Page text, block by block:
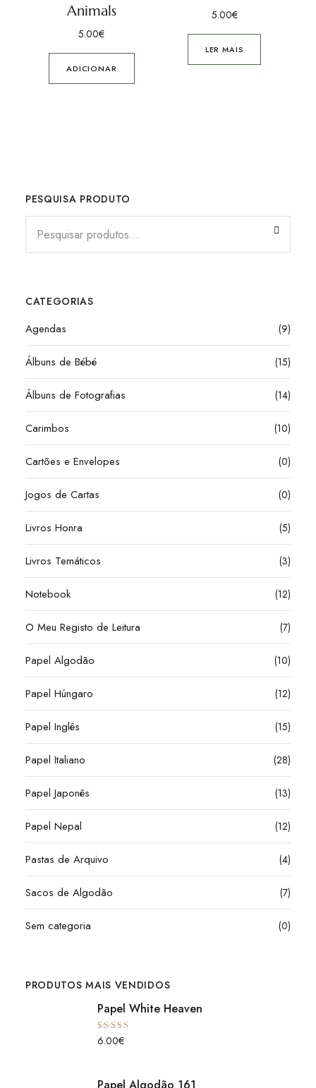
Animals
5.00€
ADICIONAR
5.00€
LER MAIS
PESQUISA PRODUTO
CATEGORIAS
Agendas (9)
Álbuns de Bébé (15)
Álbuns de Fotografias (14)
Carimbos (10)
Cartões e Envelopes (0)
Jogos de Cartas (0)
Livros Honra (5)
Livros Temáticos (3)
Notebook (12)
O Meu Registo de Leitura (7)
Papel Algodão (10)
Papel Húngaro (12)
Papel Inglês (15)
Papel Italiano (28)
Papel Japonês (13)
Papel Nepal (12)
Pastas de Arquivo (4)
Sacos de Algodão (7)
Sem categoria (0)
PRODUTOS MAIS VENDIDOS
Papel White Heaven
Avaliação
5.00 de 5
6.00€